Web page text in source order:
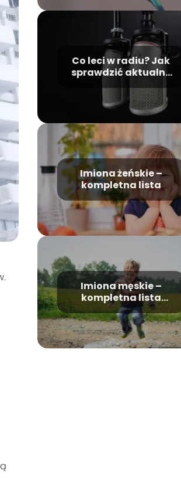
Co leci w radiu? Jak
sprawdzić aktualne
Imiona żeńskie –
kompletna lista
Imiona męskie –
kompletna lista
imion